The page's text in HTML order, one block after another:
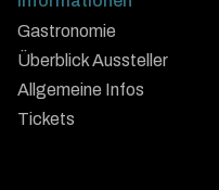
Gastronomie
Überblick Aussteller
Allgemeine Infos
Tickets